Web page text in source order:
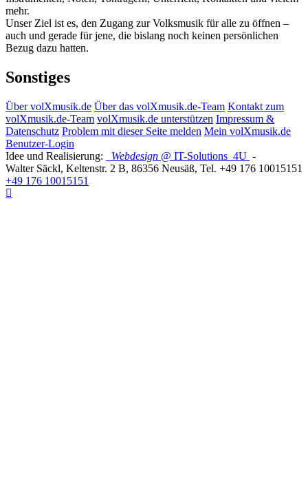
mehr.
Unser Ziel ist es, den Zugang zur Volksmusik für alle zu öffnen –
auch und gerade für jene, die bislang noch keinen persönlichen
Bezug dazu hatten.
Sonstiges
Über volXmusik.de Über das volXmusik.de-Team Kontakt zum
volXmusik.de-Team volXmusik.de unterstützen Impressum &
Datenschutz Problem mit dieser Seite melden Mein volXmusik.de
Benutzer-Login
Idee und Realisierung:
Webdesign @ IT-Solutions 4U -
Walter Säckl, Keltenstr. 2 B, 86356 Neusäß, Tel. +49 176 10015151
+49 176 10015151